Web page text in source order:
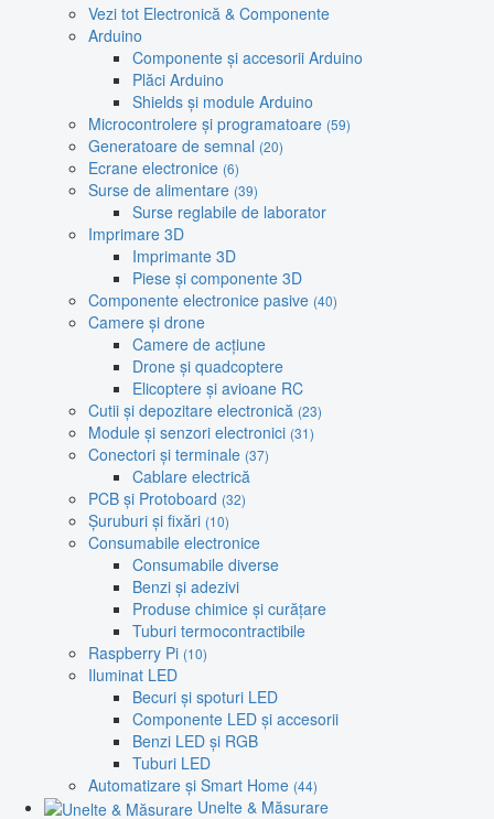
Vezi tot Electronică & Componente
Arduino
Componente și accesorii Arduino
Plăci Arduino
Shields și module Arduino
Microcontrolere și programatoare (59)
Generatoare de semnal (20)
Ecrane electronice (6)
Surse de alimentare (39)
Surse reglabile de laborator
Imprimare 3D
Imprimante 3D
Piese și componente 3D
Componente electronice pasive (40)
Camere și drone
Camere de acțiune
Drone și quadcoptere
Elicoptere și avioane RC
Cutii și depozitare electronică (23)
Module și senzori electronici (31)
Conectori și terminale (37)
Cablare electrică
PCB și Protoboard (32)
Șuruburi și fixări (10)
Consumabile electronice
Consumabile diverse
Benzi și adezivi
Produse chimice și curățare
Tuburi termocontractibile
Raspberry Pi (10)
Iluminat LED
Becuri și spoturi LED
Componente LED și accesorii
Benzi LED și RGB
Tuburi LED
Automatizare și Smart Home (44)
Unelte & Măsurare